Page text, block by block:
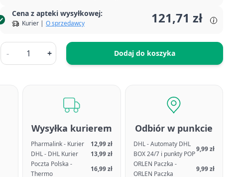
Cena z apteki wysyłkowej:
Kurier | O sprzedawcy 121,71 zł
-
Ilość
+ Dodaj do koszyka
Wysyłka kurierem
Pharmalink - Kurier
12,99 zł
DHL - DHL Kurier
13,99 zł
Poczta Polska -
Thermo
16,99 zł
Odbiór w punkcie
DHL - Automaty DHL
BOX 24/7 i punkty POP
9,99 zł
ORLEN Paczka -
ORLEN Paczka
9,99 zł